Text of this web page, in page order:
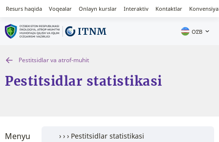
Resurs haqida Voqealar Onlayn kurslar Interaktiv Kontaktlar
OʻZB
Pestitsidlar va atrof-muhit
Pestitsidlar statistikasi
Menyu